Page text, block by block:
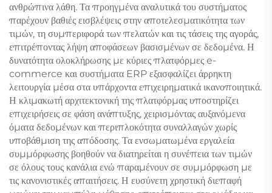
ανθρώπινα λάθη. Τα προηγμένα αναλυτικά του συστήματος
παρέχουν βαθιές εισβλέψεις στην αποτελεσματικότητα των
τιμών, τη συμπεριφορά των πελατών και τις τάσεις της αγοράς,
επιτρέποντας λήψη αποφάσεων βασισμένων σε δεδομένα. Η
δυνατότητα ολοκλήρωσης με κύριες πλατφόρμες e-
commerce και συστήματα ERP εξασφαλίζει άρρηκτη
λειτουργία μέσα στα υπάρχοντα επιχειρηματικά ικανοποιητικά.
Η κλιμακωτή αρχιτεκτονική της πλατφόρμας υποστηρίζει
επιχειρήσεις σε φάση ανάπτυξης, χειρισμόντας αυξανόμενα
όματα δεδομένων και περιπλοκότητα συναλλαγών χωρίς
υποβάθμιση της απόδοσης. Τα ενσωματωμένα εργαλεία
συμμόρφωσης βοηθούν να διατηρείται η συνέπεια των τιμών
σε όλους τους κανάλια ενώ παραμένουν σε συμμόρφωση με
τις κανονιστικές απαιτήσεις. Η ευσύνετη χρηστική διεπαφή